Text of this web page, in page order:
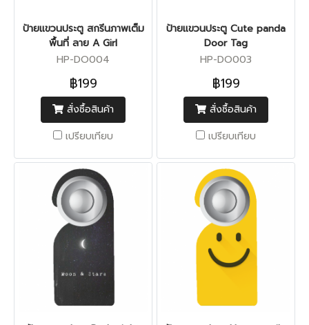
ป้ายแขวนประตู สกรีนภาพเต็ม
พื้นที่ ลาย A Girl
HP-DO004
฿199
สั่งซื้อสินค้า
เปรียบเทียบ
ป้ายแขวนประตู Cute panda
Door Tag
HP-DO003
฿199
สั่งซื้อสินค้า
เปรียบเทียบ